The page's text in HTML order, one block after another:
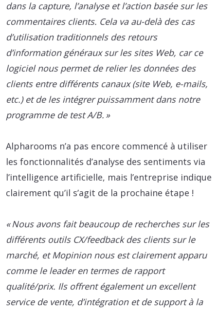
dans la capture, l’analyse et l’action basée sur les
commentaires clients. Cela va au-delà des cas
d’utilisation traditionnels des retours
d’information généraux sur les sites Web, car ce
logiciel nous permet de relier les données des
clients entre différents canaux (site Web, e-mails,
etc.) et de les intégrer puissamment dans notre
programme de test A/B. »
Alpharooms n’a pas encore commencé à utiliser
les fonctionnalités d’analyse des sentiments via
l’intelligence artificielle, mais l’entreprise indique
clairement qu’il s’agit de la prochaine étape !
« Nous avons fait beaucoup de recherches sur les
différents outils CX/feedback des clients sur le
marché, et Mopinion nous est clairement apparu
comme le leader en termes de rapport
qualité/prix. Ils offrent également un excellent
service de vente, d’intégration et de support à la